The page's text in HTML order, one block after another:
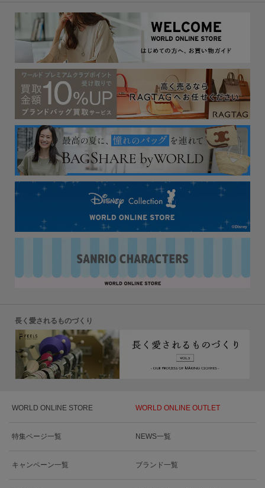
長く愛されるものづくり
WORLD ONLINE STORE WORLD ONLINE OUTLET
特集ページ一覧 NEWS一覧
キャンペーン一覧 ブランド一覧